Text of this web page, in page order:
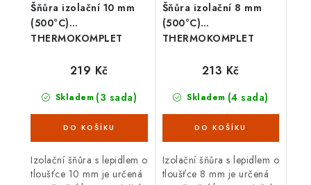
Šňůra izolační 10 mm
(500°C)
THERMOKOMPLET
Skladem (3 sada)
219 Kč
Izolační šňůra s lepidlem o
tloušťce 10 mm je určená
Šňůra izolační 8 mm
(500°C)
THERMOKOMPLET
Skladem (4 sada)
213 Kč
Izolační šňůra s lepidlem o
tloušťce 8 mm je určená